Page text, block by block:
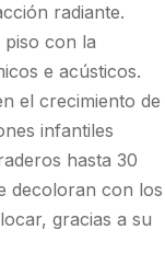
radiante.
con la
e acústicos.
el crecimiento de
infantiles
hasta 30
decoloran con los
gracias a su